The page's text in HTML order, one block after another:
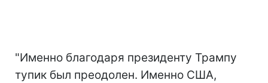
"Именно благодаря президенту Трампу
тупик был преодолен. Именно США,